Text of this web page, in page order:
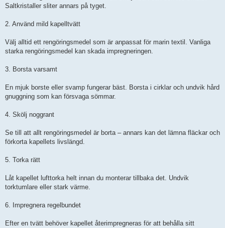
Saltkristaller sliter annars på tyget.
2. Använd mild kapelltvätt
Välj alltid ett rengöringsmedel som är anpassat för marin textil. Vanliga
starka rengöringsmedel kan skada impregneringen.
3. Borsta varsamt
En mjuk borste eller svamp fungerar bäst. Borsta i cirklar och undvik hård
gnuggning som kan försvaga sömmar.
4. Skölj noggrant
Se till att allt rengöringsmedel är borta – annars kan det lämna fläckar och
förkorta kapellets livslängd.
5. Torka rätt
Låt kapellet lufttorka helt innan du monterar tillbaka det. Undvik
torktumlare eller stark värme.
6. Impregnera regelbundet
Efter en tvätt behöver kapellet återimpregneras för att behålla sitt